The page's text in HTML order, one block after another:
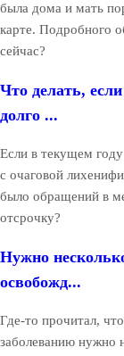
была дома и мать
карте. Подробного
сейчас?
Что делать,
долго ...
Если в текущем
с очаговой
было обращений в
отсрочку?
Нужно
освобожд...
Где-то прочитал,
заболеванию нужно